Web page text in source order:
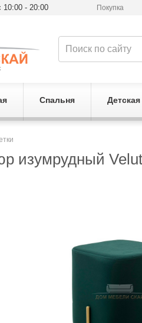
10:00 - 20:00 Покупка
Спальня Детская
изумрудный